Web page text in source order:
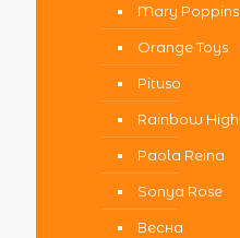
Mary Poppins
Orange Toys
Pituso
Rainbow High
Paola Reina
Sonya Rose
Весна